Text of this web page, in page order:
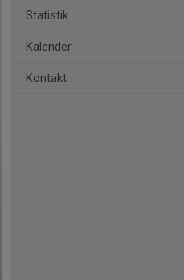
Statistik
Kalender
Kontakt